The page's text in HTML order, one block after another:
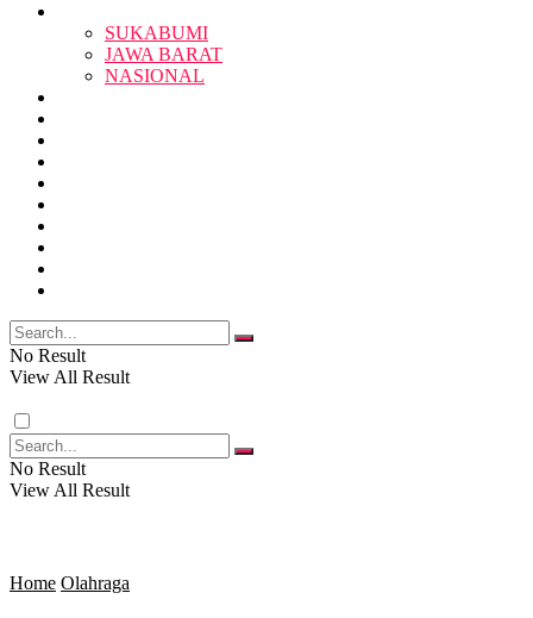
SUKABUMI
PENDIDIKAN
SOSOK
SUKABUMI
JAWA BARAT
NASIONAL
No Result
View All Result
No Result
View All Result
Home Olahraga